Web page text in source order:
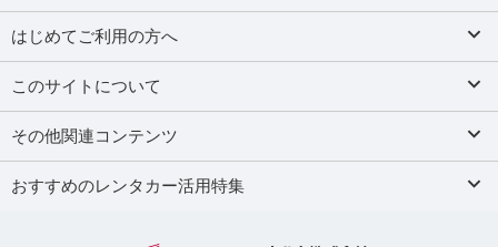
はじめてご利用の方へ
このサイトについて
その他関連コンテンツ
おすすめのレンタカー活用特集